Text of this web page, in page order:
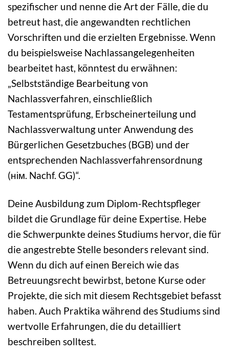
spezifischer und nenne die Art der Fälle, die du
betreut hast, die angewandten rechtlichen
Vorschriften und die erzielten Ergebnisse. Wenn
du beispielsweise Nachlassangelegenheiten
bearbeitet hast, könntest du erwähnen:
„Selbstständige Bearbeitung von
Nachlassverfahren, einschließlich
Testamentsprüfung, Erbscheinerteilung und
Nachlassverwaltung unter Anwendung des
Bürgerlichen Gesetzbuches (BGB) und der
entsprechenden Nachlassverfahrensordnung
(нім. Nachf. GG)“.
Deine Ausbildung zum Diplom-Rechtspfleger
bildet die Grundlage für deine Expertise. Hebe
die Schwerpunkte deines Studiums hervor, die für
die angestrebte Stelle besonders relevant sind.
Wenn du dich auf einen Bereich wie das
Betreuungsrecht bewirbst, betone Kurse oder
Projekte, die sich mit diesem Rechtsgebiet befasst
haben. Auch Praktika während des Studiums sind
wertvolle Erfahrungen, die du detailliert
beschreiben solltest.